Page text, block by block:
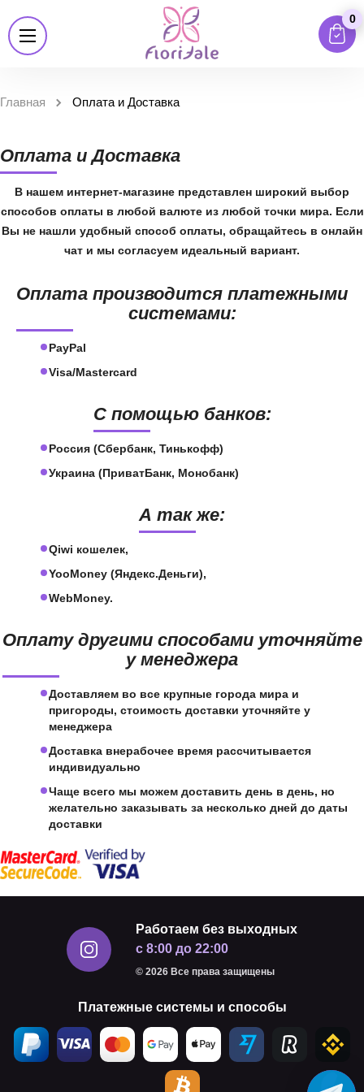
0
Главная Оплата и Доставка
Оплата и Доставка
В нашем интернет-магазине представлен широкий выбор
способов оплаты в любой валюте из любой точки мира. Если
Вы не нашли удобный способ оплаты, обращайтесь в онлайн
чат и мы согласуем идеальный вариант.
Оплата производится платежными
системами:
PayPal
Visa/Mastercard
С помощью банков:
Россия (Сбербанк, Тинькофф)
Украина (ПриватБанк, Монобанк)
А так же:
Qiwi кошелек,
YooMoney (Яндекс.Деньги),
WebMoney.
Оплату другими способами уточняйте
у менеджера
Доставляем во все крупные города мира и
пригороды, стоимость доставки уточняйте у
менеджера
Доставка внерабочее время рассчитывается
индивидуально
Чаще всего мы можем доставить день в день, но
желательно заказывать за несколько дней до даты
доставки
Работаем без выходных
с 8:00 до 22:00
© 2026 Все права защищены
Платежные системы и способы